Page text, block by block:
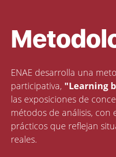
ENAE desarrolla una
participativa, "Learning
las exposiciones de
métodos de análisis, con
prácticos que reflejan
reales.